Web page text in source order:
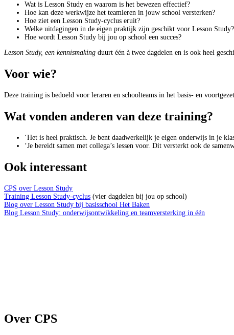
Wat is Lesson Study en waarom is het bewezen effectief?
Hoe kan deze werkwijze het teamleren in jouw school versterken?
Hoe ziet een Lesson Study-cyclus eruit?
Welke uitdagingen in de eigen praktijk zijn geschikt voor Lesson Study?
Hoe wordt Lesson Study bij jou op school een succes?
Lesson Study, een kennismaking duurt één à twee dagdelen en is ook heel
Voor wie?
Deze training is bedoeld voor leraren en schoolteams in het basis- en
Wat vonden anderen van deze training?
‘Het is heel praktisch. Je bent daadwerkelijk je eigen onderwijs in je
‘Je bereidt samen met collega’s lessen voor. Dit versterkt ook de
Ook interessant
CPS over Lesson Study
Training Lesson Study-cyclus (vier dagdelen bij jou op school)
Blog over Lesson Study bij basisschool Het Baken
Blog Lesson Study: onderwijsontwikkeling en teamversterking in één
Over CPS